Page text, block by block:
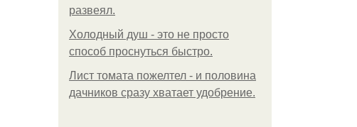
развеял.
Холодный душ - это не просто
способ проснуться быстро.
Лист томата пожелтел - и половина
дачников сразу хватает удобрение.